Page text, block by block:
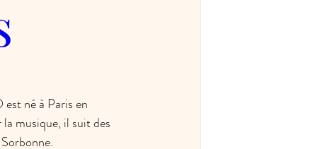
né à Paris en
musique, il suit des